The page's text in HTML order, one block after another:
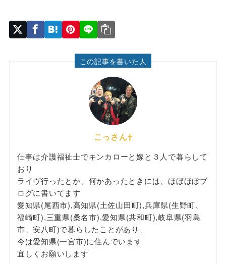
この記事を書いた人
こっさん†
仕事は介護福祉士でキンカローと嫁と３人で暮らして
おり
ライヴ行ったとか、何かあったときには、ほぼほぼブ
ログに書いてます
愛知県(尾西市),高知県(土佐山田町),兵庫県(生野町、
福崎町),三重県(桑名市),愛知県(共和町),岐阜県(羽島
市、安八町)で暮らしたことがあり、
今は愛知県(一宮市)に住んでいます
宜しくお願いします